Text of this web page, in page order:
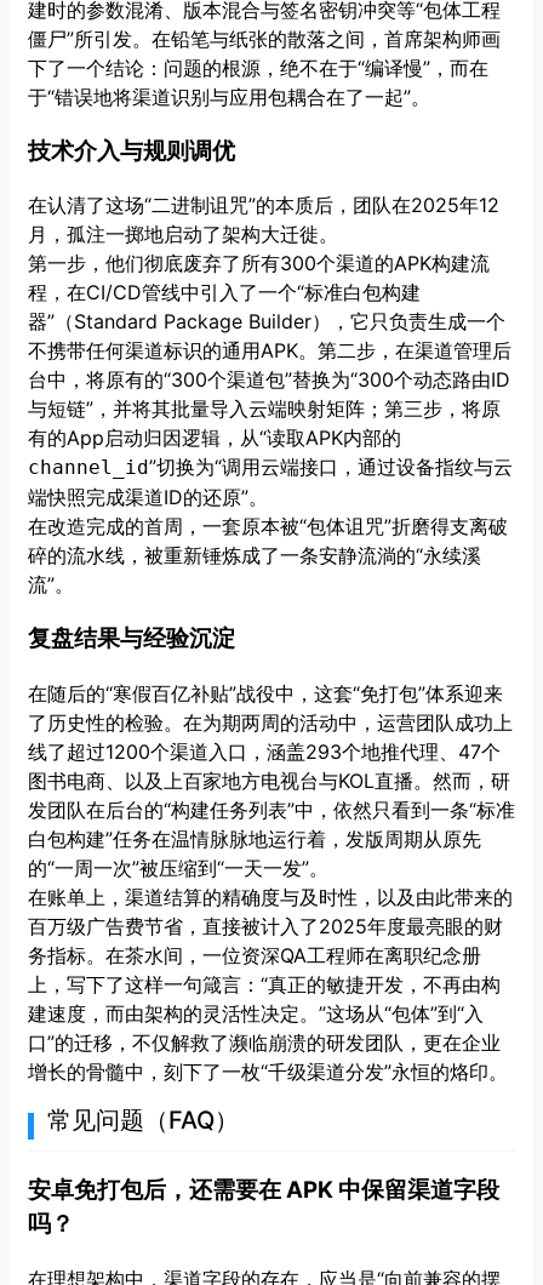
建时的参数混淆、版本混合与签名密钥冲突等“包体工程
僵尸”所引发。在铅笔与纸张的散落之间，首席架构师画
下了一个结论：问题的根源，绝不在于“编译慢”，而在
于“错误地将渠道识别与应用包耦合在了一起”。
技术介入与规则调优
在认清了这场“二进制诅咒”的本质后，团队在2025年12
月，孤注一掷地启动了架构大迁徙。
第一步，他们彻底废弃了所有300个渠道的APK构建流
程，在CI/CD管线中引入了一个“标准白包构建
器”（Standard Package Builder），它只负责生成一个
不携带任何渠道标识的通用APK。第二步，在渠道管理后
台中，将原有的“300个渠道包”替换为“300个动态路由ID
与短链”，并将其批量导入云端映射矩阵；第三步，将原
有的App启动归因逻辑，从“读取APK内部的
channel_id”切换为“调用云端接口，通过设备指纹与云
端快照完成渠道ID的还原”。
在改造完成的首周，一套原本被“包体诅咒”折磨得支离破
碎的流水线，被重新锤炼成了一条安静流淌的“永续溪
流”。
复盘结果与经验沉淀
在随后的“寒假百亿补贴”战役中，这套“免打包”体系迎来
了历史性的检验。在为期两周的活动中，运营团队成功上
线了超过1200个渠道入口，涵盖293个地推代理、47个
图书电商、以及上百家地方电视台与KOL直播。然而，研
发团队在后台的“构建任务列表”中，依然只看到一条“标准
白包构建”任务在温情脉脉地运行着，发版周期从原先
的“一周一次”被压缩到“一天一发”。
在账单上，渠道结算的精确度与及时性，以及由此带来的
百万级广告费节省，直接被计入了2025年度最亮眼的财
务指标。在茶水间，一位资深QA工程师在离职纪念册
上，写下了这样一句箴言：“真正的敏捷开发，不再由构
建速度，而由架构的灵活性决定。”这场从“包体”到“入
口”的迁移，不仅解救了濒临崩溃的研发团队，更在企业
增长的骨髓中，刻下了一枚“千级渠道分发”永恒的烙印。
常见问题（FAQ）
安卓免打包后，还需要在 APK 中保留渠道字段
吗？
在理想架构中，渠道字段的存在，应当是“向前兼容的摆